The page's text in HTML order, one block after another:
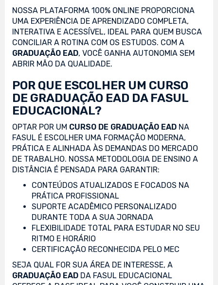
NOSSA PLATAFORMA 100% ONLINE PROPORCIONA
UMA EXPERIÊNCIA DE APRENDIZADO COMPLETA,
INTERATIVA E ACESSÍVEL, IDEAL PARA QUEM BUSCA
CONCILIAR A ROTINA COM OS ESTUDOS. COM A
GRADUAÇÃO EAD, VOCÊ GANHA AUTONOMIA SEM
ABRIR MÃO DA QUALIDADE.
POR QUE ESCOLHER UM CURSO
DE GRADUAÇÃO EAD DA FASUL
EDUCACIONAL?
OPTAR POR UM CURSO DE GRADUAÇÃO EAD NA
FASUL É ESCOLHER UMA FORMAÇÃO MODERNA,
PRÁTICA E ALINHADA ÀS DEMANDAS DO MERCADO
DE TRABALHO. NOSSA METODOLOGIA DE ENSINO A
DISTÂNCIA É PENSADA PARA GARANTIR:
CONTEÚDOS ATUALIZADOS E FOCADOS NA
PRÁTICA PROFISSIONAL
SUPORTE ACADÊMICO PERSONALIZADO
DURANTE TODA A SUA JORNADA
FLEXIBILIDADE TOTAL PARA ESTUDAR NO SEU
RITMO E HORÁRIO
CERTIFICAÇÃO RECONHECIDA PELO MEC
SEJA QUAL FOR SUA ÁREA DE INTERESSE, A
GRADUAÇÃO EAD DA FASUL EDUCACIONAL